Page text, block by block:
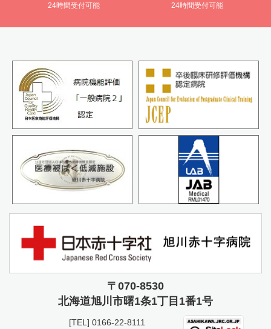
24時間受付可能 24時間受付可能
〒070-8530
北海道旭川市曙1条1丁目1番1号
[TEL] 0166-22-8111